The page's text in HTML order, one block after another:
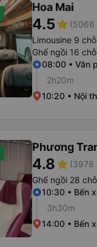
Hoa Mai
4.5star (5066
Limousine 9 chỗ
Ghế ngồi 16 chỗ
08:00 • Văn
2h20m
10:20 • Nội
Phương
4.8star (3978
Ghế ngồi 28 chỗ
10:30 • Bến
3h30m
14:00 • Bến